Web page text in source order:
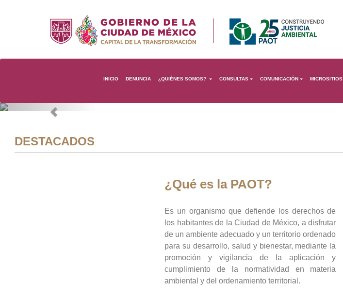
INICIO DENUNCIA ¿QUIÉNES SOMOS? CONSULTAS COMUNICACIÓN MICROSITIOS
Previous
DESTACADOS
¿Qué es la PAOT?
Es un organismo que defiende los derechos de
los habitantes de la Ciudad de México, a disfrutar
de un ambiente adecuado y un territorio ordenado
para su desarrollo, salud y bienestar, mediante la
promoción y vigilancia de la aplicación y
cumplimiento de la normatividad en materia
ambiental y del ordenamiento territorial.